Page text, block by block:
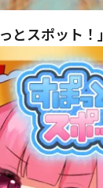
とスポット！」